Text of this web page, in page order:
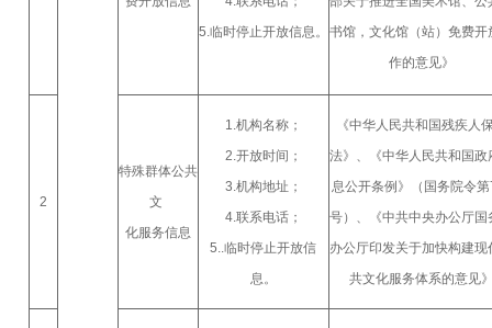
5.临时停止开放信息。
书馆，文化馆（站）免费开
作的意见》
2
特殊群体公共
文
化服务信息
1.机构名称；
2.开放时间；
3.机构地址；
4.联系电话；
5..临时停止开放信
息。
《中华人民共和国残疾人
法》、《中华人民共和国政
息公开条例》（国务院令
号）、《中共中央办公厅国
办公厅印发关于加快构建现
共文化服务体系的意见